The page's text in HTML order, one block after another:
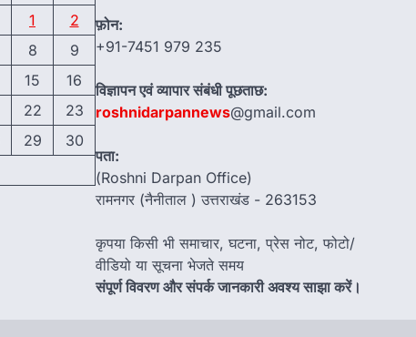
1
2
8
9
15
16
22
23
29
30
फ़ोन:
+91-7451 979 235
विज्ञापन एवं व्यापार संबंधी पूछताछ:
roshnidarpannews@gmail.com
पता:
(Roshni Darpan Office)
रामनगर (नैनीताल ) उत्तराखंड - 263153
कृपया किसी भी समाचार, घटना, प्रेस नोट, फोटो/
वीडियो या सूचना भेजते समय
संपूर्ण विवरण और संपर्क जानकारी अवश्य साझा करें।